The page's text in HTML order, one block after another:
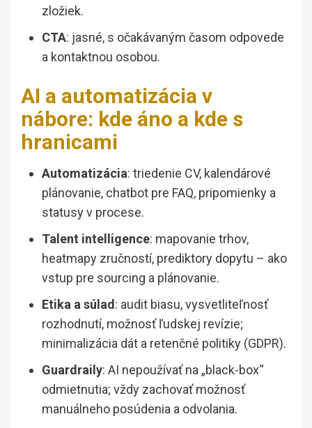
zložiek.
CTA: jasné, s očakávaným časom odpovede
a kontaktnou osobou.
AI a automatizácia v
nábore: kde áno a kde s
hranicami
Automatizácia: triedenie CV, kalendárové
plánovanie, chatbot pre FAQ, pripomienky a
statusy v procese.
Talent intelligence: mapovanie trhov,
heatmapy zručností, prediktory dopytu – ako
vstup pre sourcing a plánovanie.
Etika a súlad: audit biasu, vysvetliteľnosť
rozhodnutí, možnosť ľudskej revízie;
minimalizácia dát a retenčné politiky (GDPR).
Guardraily: AI nepoužívať na „black-box“
odmietnutia; vždy zachovať možnosť
manuálneho posúdenia a odvolania.